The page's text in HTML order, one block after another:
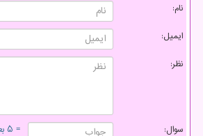
نام:
ایمیل:
نظر:
سوال: = ۵ بعلاوه ۲